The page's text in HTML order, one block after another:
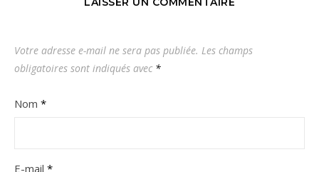
Votre adresse e-mail ne sera pas publiée. Les champs
obligatoires sont indiqués avec *
Nom *
E-mail *